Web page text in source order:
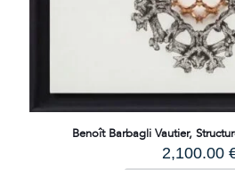
Benoît Barbagli Vautier,
2,100.00